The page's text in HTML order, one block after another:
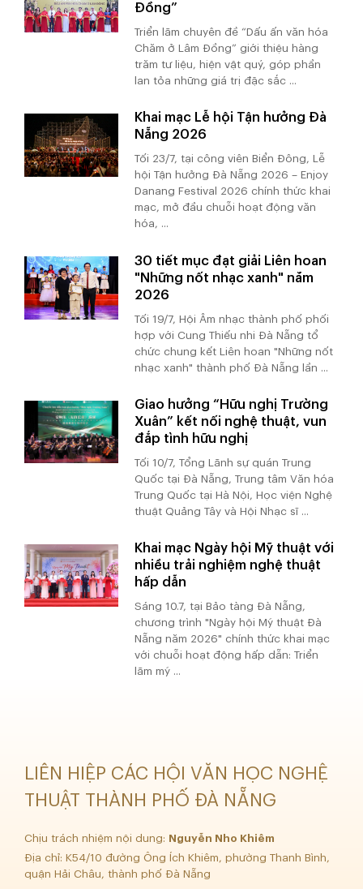
Đồng”
Triển lãm chuyên đề “Dấu ấn văn hóa
Chăm ở Lâm Đồng” giới thiệu hàng
trăm tư liệu, hiện vật quý, góp phần
lan tỏa những giá trị đặc sắc ...
Khai mạc Lễ hội Tận hưởng Đà
Nẵng 2026
Tối 23/7, tại công viên Biển Đông, Lễ
hội Tận hưởng Đà Nẵng 2026 – Enjoy
Danang Festival 2026 chính thức khai
mạc, mở đầu chuỗi hoạt động văn
hóa, ...
30 tiết mục đạt giải Liên hoan
"Những nốt nhạc xanh" năm
2026
Tối 19/7, Hội Âm nhạc thành phố phối
hợp với Cung Thiếu nhi Đà Nẵng tổ
chức chung kết Liên hoan "Những nốt
nhạc xanh" thành phố Đà Nẵng lần ...
Giao hưởng “Hữu nghị Trường
Xuân” kết nối nghệ thuật, vun
đắp tình hữu nghị
Tối 10/7, Tổng Lãnh sự quán Trung
Quốc tại Đà Nẵng, Trung tâm Văn hóa
Trung Quốc tại Hà Nội, Học viện Nghệ
thuật Quảng Tây và Hội Nhạc sĩ ...
Khai mạc Ngày hội Mỹ thuật với
nhiều trải nghiệm nghệ thuật
hấp dẫn
Sáng 10.7, tại Bảo tàng Đà Nẵng,
chương trình "Ngày hội Mỹ thuật Đà
Nẵng năm 2026" chính thức khai mạc
với chuỗi hoạt động hấp dẫn: Triển
lãm mỹ ...
LIÊN HIỆP CÁC HỘI VĂN HỌC NGHỆ
THUẬT THÀNH PHỐ ĐÀ NẴNG
Chịu trách nhiệm nội dung: Nguyễn Nho Khiêm
Địa chỉ: K54/10 đường Ông Ích Khiêm, phường Thanh Bình,
quận Hải Châu, thành phố Đà Nẵng